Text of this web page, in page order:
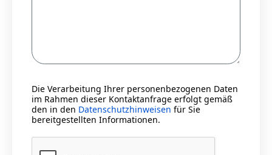
Die Verarbeitung Ihrer personenbezogenen Daten
im Rahmen dieser Kontaktanfrage erfolgt gemäß
den in den Datenschutzhinweisen für Sie
bereitgestellten Informationen.